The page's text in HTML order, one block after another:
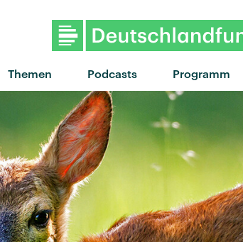
Themen Podcasts Programm